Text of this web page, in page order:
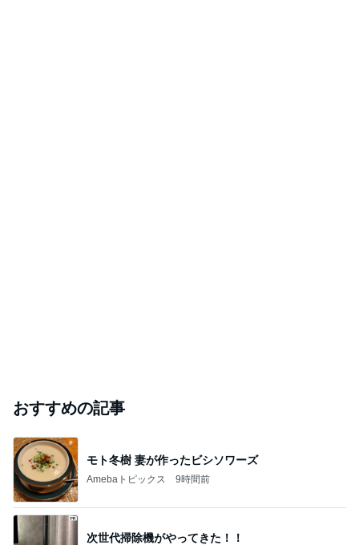
おすすめの記事
モト冬樹 妻が作ったビシソワーズ
Amebaトピックス 9時間前
次世代掃除機がやってきた！！